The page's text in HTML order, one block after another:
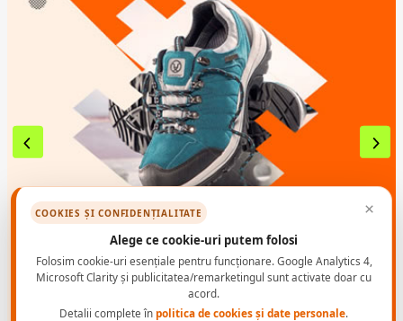
COOKIES ȘI CONFIDENȚIALITATE ×
Alege ce cookie-uri putem folosi
Folosim cookie-uri esențiale pentru funcționare. Google Analytics 4,
Microsoft Clarity și publicitatea/remarketingul sunt activate doar cu
acord.
Detalii complete în politica de cookies și date personale.